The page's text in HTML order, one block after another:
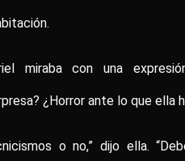
miraba con una
¿Horror ante lo que ella
o no,” dijo ella.